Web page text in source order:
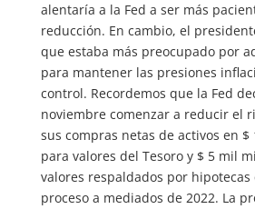
alentaría a la Fed a ser más
reducción. En cambio, el
que estaba más preocupado por
para mantener las presiones
control. Recordemos que la Fed
noviembre comenzar a reducir el
sus compras netas de activos en
para valores del Tesoro y $ 5 mil
valores respaldados por
proceso a mediados de 2022. La